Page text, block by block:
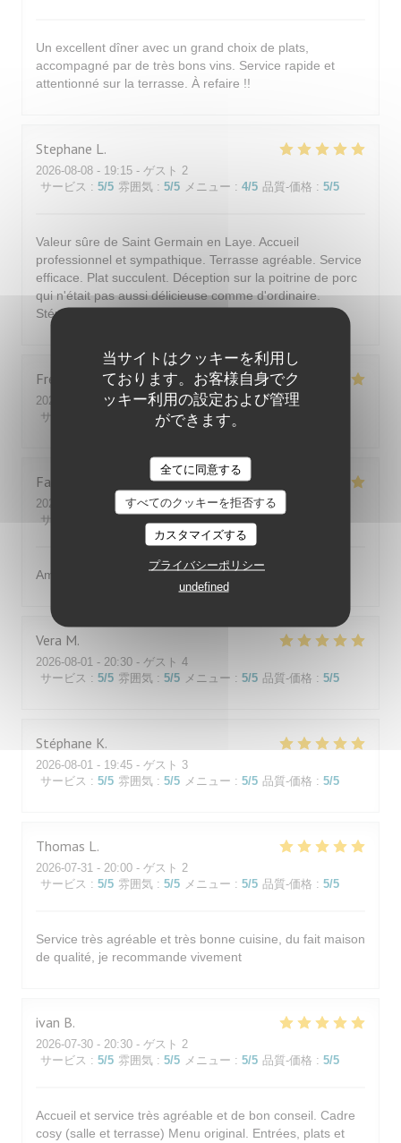
当サイトはクッキーを利用し
ております。お客様自身でク
ッキー利用の設定および管理
ができます。
全てに同意する
すべてのクッキーを拒否する
カスタマイズする
プライバシーポリシー
undefined
Un excellent dîner avec un grand choix de plats,
accompagné par de très bons vins. Service rapide et
attentionné sur la terrasse. À refaire !!
Stephane L
2026-08-08 - 19:15 - ゲスト 2
サービス : 5/5 雰囲気 : 5/5 メニュー : 4/5 品質-価格 : 5/5
Valeur sûre de Saint Germain en Laye. Accueil
professionnel et sympathique. Terrasse agréable. Service
efficace. Plat succulent. Déception sur la poitrine de porc
qui n'était pas aussi délicieuse comme d'ordinaire.
Stéphane Stéphane
Fred
2026-08-08
- 12:45 - ゲスト 3
サービス
: 5/5 メニュー
Fabrice
2026-07-31
- 13:00 - ゲスト 4
サービス
雰囲気: 5/5 メニュー: 5/5
Amabilité et service
Vera M
2026-08-01 - 20:30 - ゲスト 4
サービス : 5/5 雰囲気 : 5/5 メニュー : 5/5 品質-価格 : 5/5
Stéphane K
2026-08-01 - 19:45 - ゲスト 3
サービス : 5/5 雰囲気 : 5/5 メニュー : 5/5 品質-価格 : 5/5
Thomas L
2026-07-31 - 20:00 - ゲスト 2
サービス : 5/5 雰囲気 : 5/5 メニュー : 5/5 品質-価格 : 5/5
Service très agréable et très bonne cuisine, du fait maison
de qualité, je recommande vivement
ivan B
2026-07-30 - 20:30 - ゲスト 2
サービス : 5/5 雰囲気 : 5/5 メニュー : 5/5 品質-価格 : 5/5
Accueil et service très agréable et de bon conseil. Cadre
cosy (salle et terrasse) Menu original. Entrées, plats et